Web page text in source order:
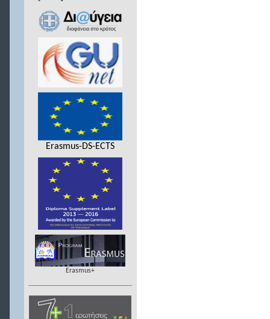
Erasmus-DS-ECTS
Erasmus+